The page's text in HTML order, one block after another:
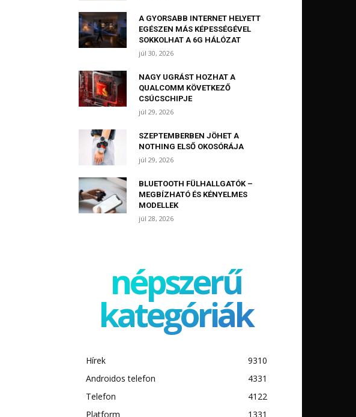
A GYORSABB INTERNET HELYETT
EGÉSZEN MÁS KÉPESSÉGÉVEL
SOKKOLHAT A 6G HÁLÓZAT
júl 30, 2026
NAGY UGRÁST HOZHAT A
QUALCOMM KÖVETKEZŐ
CSÚCSCHIPJE
júl 29, 2026
SZEPTEMBERBEN JÖHET A
NOTHING ELSŐ OKOSÓRÁJA
júl 29, 2026
BLUETOOTH FÜLHALLGATÓK –
MEGBÍZHATÓ ÉS KÉNYELMES
MODELLEK
júl 28, 2026
népszerű
kategóriák
Hírek
9310
Androidos telefon
4331
Telefon
4122
Platform
1331